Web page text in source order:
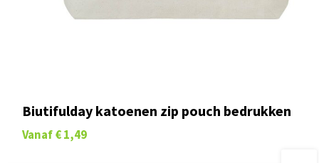
Biutifulday katoenen zip pouch bedrukken
Vanaf € 1,49